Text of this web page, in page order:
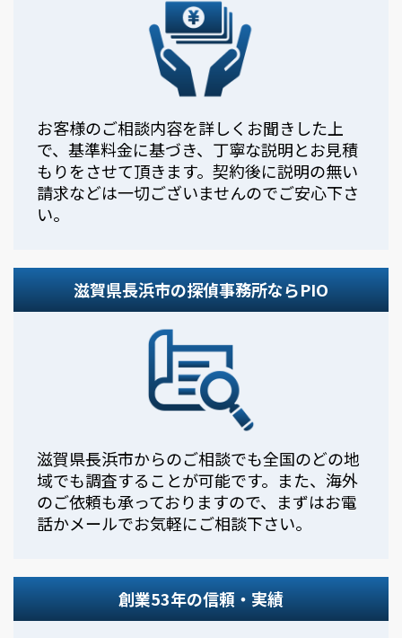
お客様のご相談内容を詳しくお聞きした上
で、基準料金に基づき、丁寧な説明とお見積
もりをさせて頂きます。契約後に説明の無い
請求などは一切ございませんのでご安心下さ
い。
滋賀県長浜市の探偵事務所ならPIO
滋賀県長浜市からのご相談でも全国のどの地
域でも調査することが可能です。また、海外
のご依頼も承っておりますので、まずはお電
話かメールでお気軽にご相談下さい。
創業53年の信頼・実績